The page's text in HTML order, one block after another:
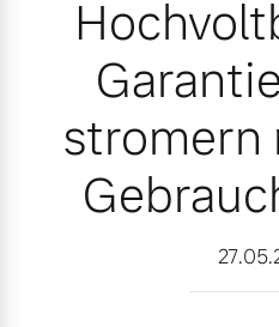
Vollelektrisch
6 Modelle
Plug-in Hybrid
Aktuelle Angebote
Geschäftskunden
Über uns
stromern